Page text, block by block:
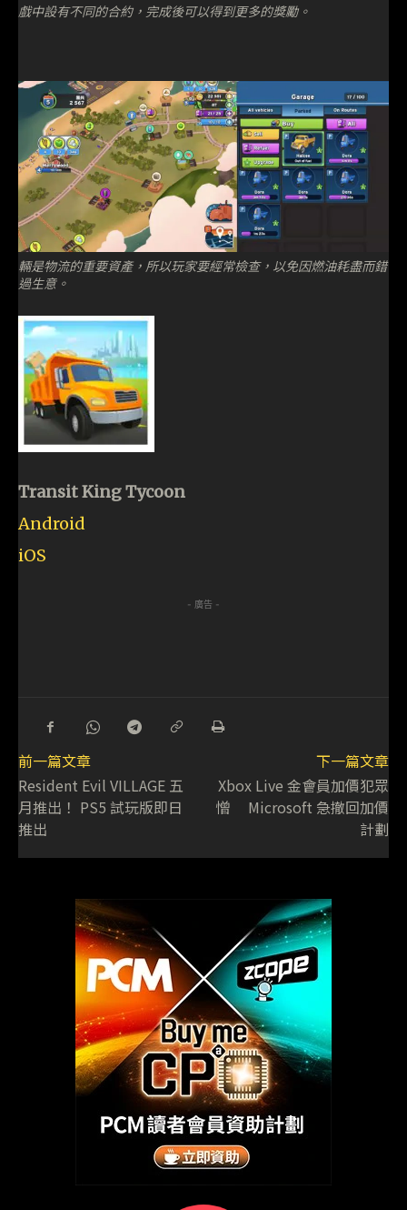
戲中設有不同的合約，完成後可以得到更多的獎勵。
輛是物流的重要資產，所以玩家要經常檢查，以免因燃油耗盡而錯
過生意。
Transit King Tycoon
Android
iOS
- 廣告 -
前一篇文章
Resident Evil VILLAGE 五
月推出！ PS5 試玩版即日
推出
下一篇文章
Xbox Live 金會員加價犯眾
憎 Microsoft 急撤回加價
計劃